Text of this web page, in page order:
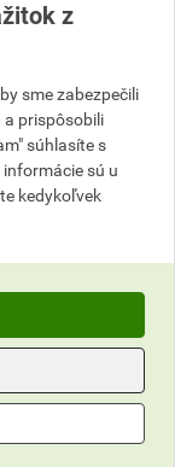
chemickom
Výhody:
na vysoké
zanášania –
tesniacim
pružnosť
z
z
sme zabezpečili
a prispôsobili
súhlasíte s
sú u
kedykoľvek